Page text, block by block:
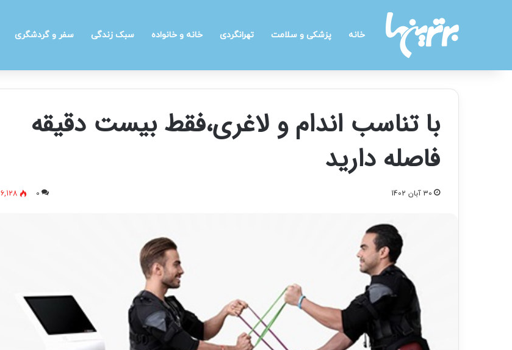
خانه پزشکی و سلامت تهرانگردی خانه و خانواده سبک زندگی سفر و گردشگری
با تناسب اندام و لاغری،فقط بیست دقیقه
فاصله دارید
30 آبان 1402 0
6,128